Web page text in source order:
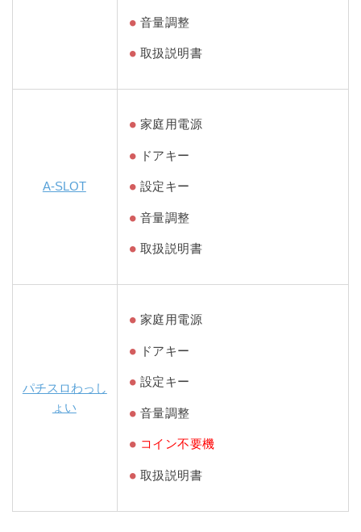
音量調整
取扱説明書
A-SLOT
家庭用電源
ドアキー
設定キー
音量調整
取扱説明書
パチスロわっし
ょい
家庭用電源
ドアキー
設定キー
音量調整
コイン不要機
取扱説明書